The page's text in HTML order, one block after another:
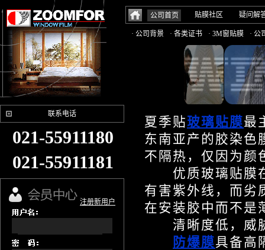
公司首页 贴膜社区 疑问解
· 公司背景 · 各类证书 · 3M窗贴膜 · 公
联系电话
021-55911180
021-55911181
注册新用户
夏季贴玻璃贴膜最
东南亚产的胶染色
不隔热，仅因为颜
优质玻璃贴膜在
有害紫外线，而劣
在安装胶中而不是
清晰度低，威
防爆膜具备高